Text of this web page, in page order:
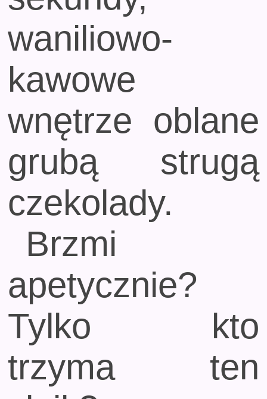
waniliowo-
kawowe
wnętrze oblane
grubą strugą
czekolady.
Brzmi
apetycznie?
Tylko kto
trzyma ten